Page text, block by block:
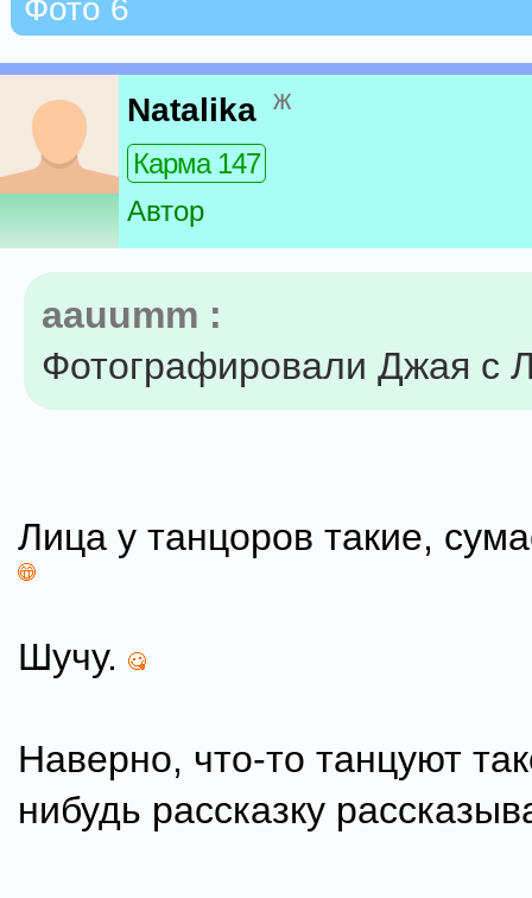
Фото 6
Natalika ж
Карма 147
Автор
aauumm :
Фотографировали Джая с
Лица у танцоров такие,
Шучу.
Наверно, что-то танцуют
нибудь рассказку